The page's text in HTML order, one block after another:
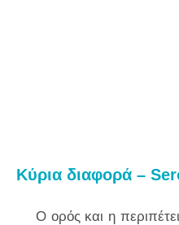
Κύρια διαφορά –
Ο ορός και η